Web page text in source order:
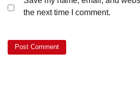
the next time I comment.